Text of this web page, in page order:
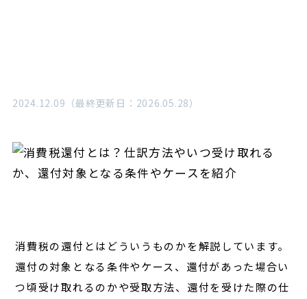
経営
レポート
2024.12.09（最終更新日：2026.05.28）
消費税の還付とはどういうものかを解説しています。
還付の対象となる条件やケース、還付があった場合い
つ頃受け取れるのかや受取方法、還付を受けた際の仕